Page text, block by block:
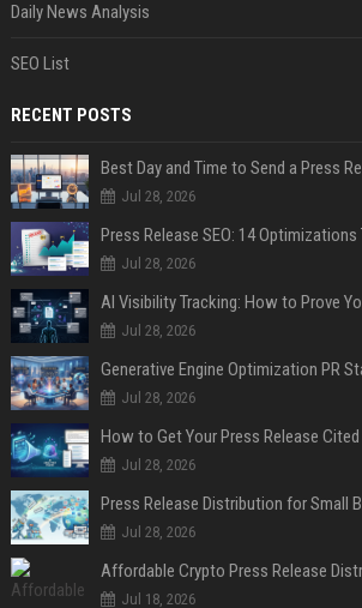
Daily News Analysis
SEO List
RECENT POSTS
Best Day and Time to Send a Press
Jul 28, 2026
Jul 28, 2026
AI Visibility Tracking: How to Prove
Jul 28, 2026
Generative Engine Optimization PR
Jul 28, 2026
How to Get Your Press Release
Jul 28, 2026
Jul 28, 2026
Jul 18, 2026